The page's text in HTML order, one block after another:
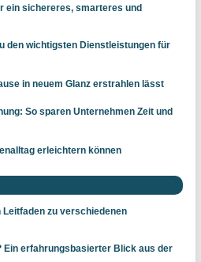
ein sichereres, smarteres und
den wichtigsten Dienstleistungen für
in neuem Glanz erstrahlen lässt
So sparen Unternehmen Zeit und
erleichtern können
Leitfaden zu verschiedenen
Ein erfahrungsbasierter Blick aus der